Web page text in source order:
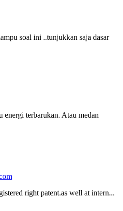
soal ini ..tunjukkan saja dasar
energi terbarukan. Atau medan
right patent.as well at intern...